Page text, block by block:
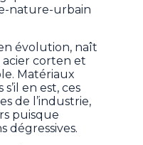
nature-urbain
évolution, naît
corten et
Matériaux
en est, ces
de l’industrie,
puisque
dégressives.